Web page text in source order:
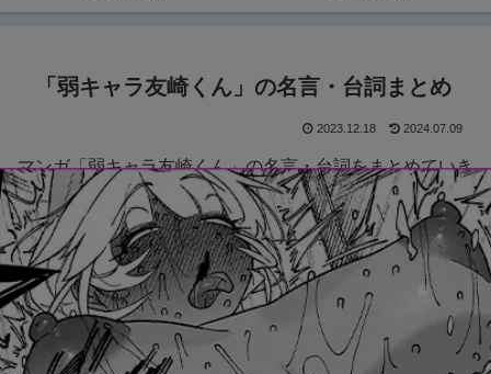
「弱キャラ友崎くん」の名言・台詞まとめ
2023.12.18 2024.07.09
マンガ「弱キャラ友崎くん」の名言・台詞をまとめていき
ます。